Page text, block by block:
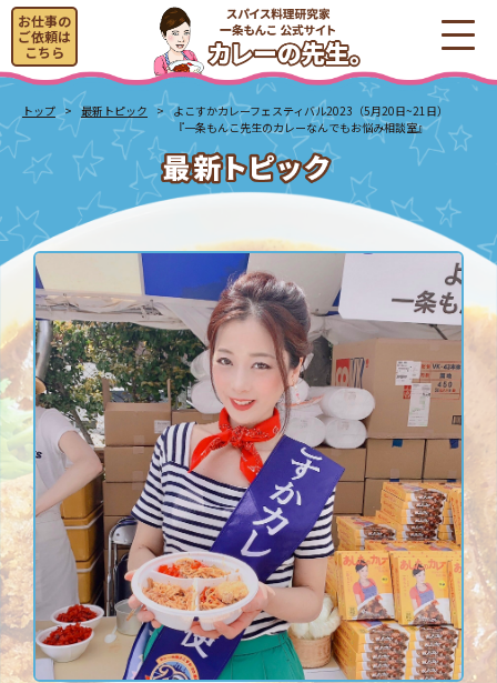
お仕事の
ご依頼は
こちら
トップ 最新トピック
よこすかカレーフェスティバル2023（5月20日~21日）
『一条もんこ先生のカレーなんでもお悩み相談室』